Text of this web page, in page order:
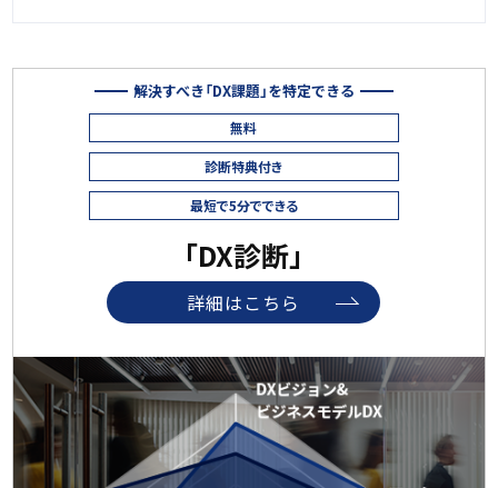
解決すべき「DX課題」を特定できる
無料
診断特典付き
最短で5分でできる
「DX診断」
詳細はこちら